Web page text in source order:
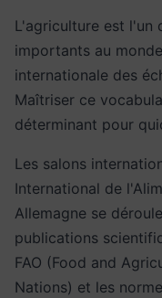
L'agriculture est l'un
importants au
internationale des
Maîtriser ce
déterminant pour
Les salons
International de
Allemagne se
publications
FAO (Food and
Nations) et les